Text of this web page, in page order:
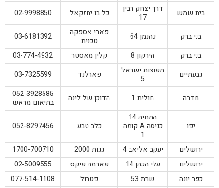
בית שמש
דרך יצחק רבין
17
כל בו יחזקאל 02-9998850
בני ברק כהנמן 64
פארי אספקה
טכנית
03-6181392
בני ברק
הירקון 8 קלין מאסטר
03-774-4932
גבעתיים
תפוצות ישראל
5
פארלנד 03-7325599
חדרה חולית 1 הדוכן של לינה
052-3928585
בתיאום מראש
יפו
התחיה 14
כניסה A קומה
1
כלב טבע 052-8297456
ירושלים יעקב אליאב 4 גגות 2000
1700-700710
ירושלים
עלי הכהן 14 פארמה פיקס
02-5009555
כפר יונה
שרת 53 פטרול
077-514-1108